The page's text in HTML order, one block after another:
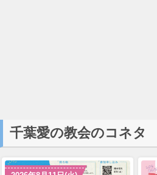
千葉愛の教会のコネタ